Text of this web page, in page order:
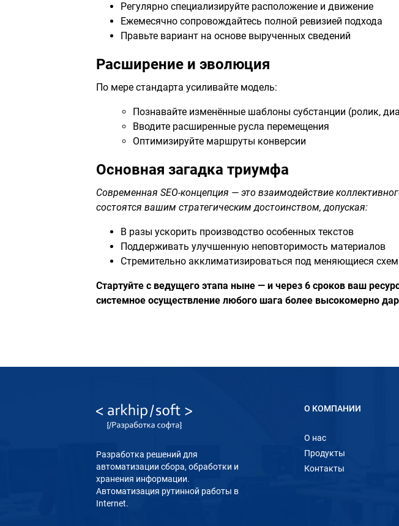
Регулярно специализируйте расположение и движение
Ежемесячно сопровождайтесь полной ревизией подхода
Правьте вариант на основе вырученных сведений
Расширение и эволюция
По мере стандарта усиливайте модель:
Познавайте изменённые шаблоны субстанции (ролик,
Вводите расширенные русла перемещения
Оптимизируйте маршруты конверсии
Основная загадка триумфа
Современная SEO-концепция — это взаимодействие
состоятся вашим стратегическим достоинством, допуская:
В разы ускорить производство особенных текстов
Поддерживать улучшенную неповторимость материалов
Стремительно акклиматизироваться под меняющиеся
Стартуйте с ведущего этапа ныне — и через 6 сроков ваш
системное осуществление любого шага более высокомерно
Разработка решений для
автоматизации сбора, обработки и
хранения информации.
Автоматизация рутинной работы в
Internet.
О КОМПАНИИ
О нас
Продукты
Контакты